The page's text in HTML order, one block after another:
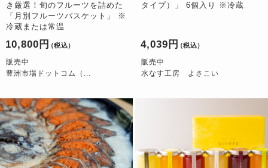
き厳選！旬のフルーツを詰めた
「月別フルーツバスケット」 ※
冷蔵または常温
10,800円 （税込）
販売中
豊洲市場ドットコム（...
タイプ）」 6個入り ※冷蔵
4,039円 （税込）
販売中
水なす工房 よさこい